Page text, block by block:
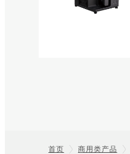
首页 商用类产品